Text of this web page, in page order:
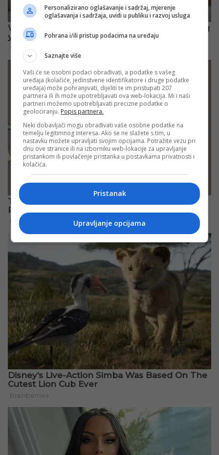
Personalizirano oglašavanje i sadržaj, mjerenje
oglašavanja i sadržaja, uvidi u publiku i razvoj usluga
Pohrana i/ili pristup podacima na uređaju
Saznajte više
Vaši će se osobni podaci obrađivati, a podatke s vašeg
uređaja (kolačiće, jedinstvene identifikatore i druge podatke
uređaja) može pohranjivati, dijeliti te im pristupati 207
partnera ili ih može upotrebljavati ova web-lokacija. Mi i naši
partneri možemo upotrebljavati precizne podatke o
geolociranju. Popis partnera.
Neki dobavljači mogu obrađivati vaše osobne podatke na
temelju legitimnog interesa. Ako se ne slažete s tim, u
nastavku možete upravljati svojim opcijama. Potražite vezu pri
dnu ove stranice ili na izborniku web-lokacije za upravljanje
pristankom ili povlačenje pristanka u postavkama privatnosti i
kolačića.
Pristanak
Upravljanje opcijama